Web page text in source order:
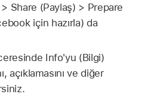
Share (Paylaş) > Prepare
için hazırla) da
Info'yu (Bilgi)
açıklamasını ve diğer